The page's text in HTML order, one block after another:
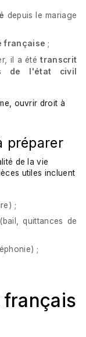
depuis le mariage
française ;
il a ététranscrit
de l'état civil
ouvrir droit à
préparer
de la vie
utiles incluent
;
quittances de
;